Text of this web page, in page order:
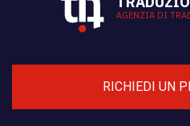
AGENZIA DI
RICHIEDI UN